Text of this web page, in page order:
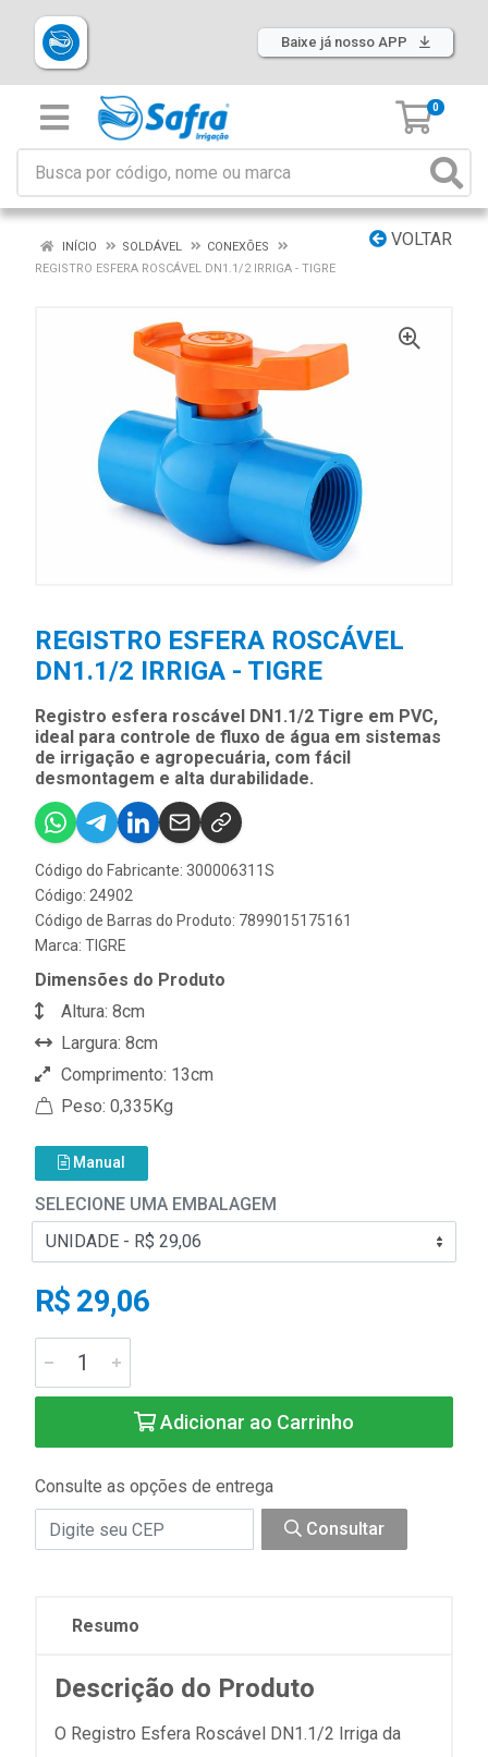
Baixe já nosso APP
0
VOLTAR
INÍCIO SOLDÁVEL
CONEXÕES
REGISTRO ESFERA ROSCÁVEL DN1.1/2 IRRIGA - TIGRE
REGISTRO ESFERA ROSCÁVEL
DN1.1/2 IRRIGA - TIGRE
Registro esfera roscável DN1.1/2 Tigre em PVC,
ideal para controle de fluxo de água em sistemas
de irrigação e agropecuária, com fácil
desmontagem e alta durabilidade.
Código do Fabricante: 300006311S
Código: 24902
Código de Barras do Produto: 7899015175161
Marca: TIGRE
Dimensões do Produto
Altura: 8cm
Largura: 8cm
Comprimento: 13cm
Peso: 0,335Kg
Manual
SELECIONE UMA EMBALAGEM
R$ 29,06
Adicionar ao Carrinho
Consulte as opções de entrega
Consultar
Resumo
Descrição do Produto
O Registro Esfera Roscável DN1.1/2 Irriga da